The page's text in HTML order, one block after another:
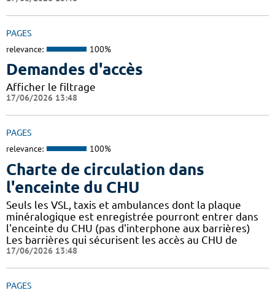
PAGES
relevance: 100%
Demandes d'accès
Afficher le filtrage
17/06/2026 13:48
PAGES
relevance: 100%
Charte de circulation dans
l'enceinte du CHU
Seuls les VSL, taxis et ambulances dont la plaque
minéralogique est enregistrée pourront entrer dans
l'enceinte du CHU (pas d'interphone aux barrières)
Les barrières qui sécurisent les accès au CHU de
17/06/2026 13:48
PAGES